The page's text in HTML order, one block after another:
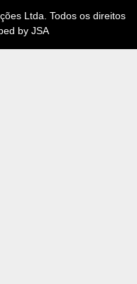
Ltda. Todos os direitos
by JSA